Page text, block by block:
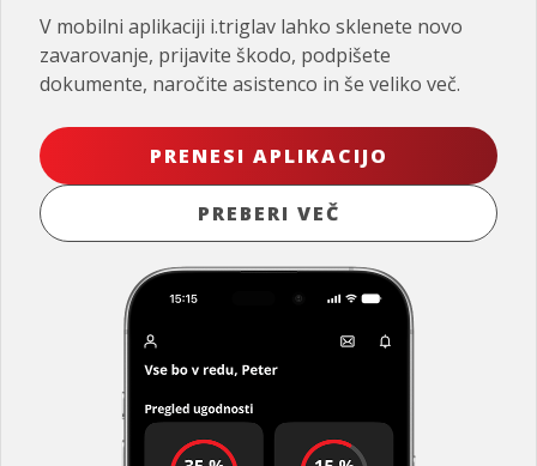
V mobilni aplikaciji i.triglav lahko sklenete novo
zavarovanje, prijavite škodo, podpišete
dokumente, naročite asistenco in še veliko več.
PRENESI APLIKACIJO
PREBERI VEČ